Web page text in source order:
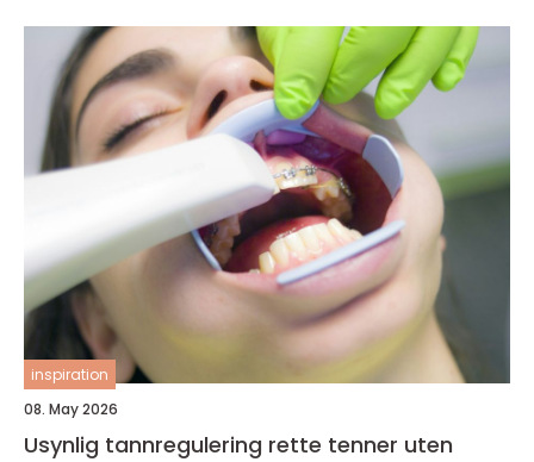
inspiration
08. May 2026
Usynlig tannregulering rette tenner uten